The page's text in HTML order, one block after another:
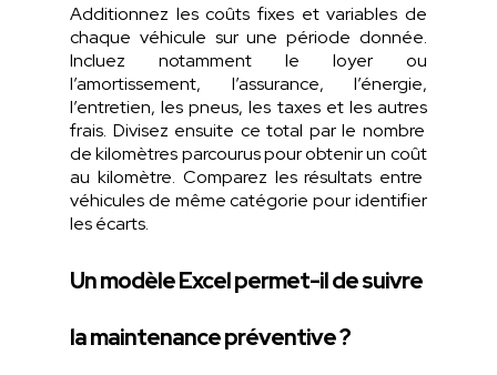
Additionnez lescoûts fixes et variables de
chaque véhicule surune période donnée.
Incluez
notamment le loyer
ou
l’amortissement, l’assurance, l’énergie,
l’entretien, lespneus, les taxes et lesautres
frais. Divisez ensuite ce total par le nombre
dekilomètresparcouruspourobtenirun coût
au kilomètre. Comparez lesrésultats entre
véhiculesde même catégorie pour identifier
lesécarts.
Un modèle Excel permet-il de suivre
la maintenance préventive ?